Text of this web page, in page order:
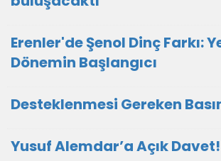
Erenler'de Şenol Dinç Farkı:
Dönemin Başlangıcı
Desteklenmesi Gereken
Yusuf Alemdar’a Açık Davet!